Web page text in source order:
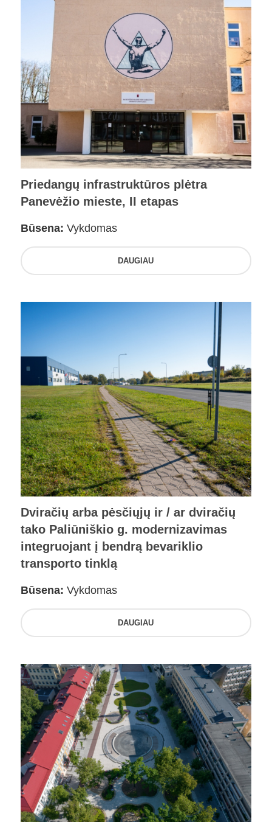
Priedangų infrastruktūros plėtra
Panevėžio mieste, II etapas
Būsena: Vykdomas
DAUGIAU
Dviračių arba pėsčiųjų ir / ar dviračių
tako Paliūniškio g. modernizavimas
integruojant į bendrą bevariklio
transporto tinklą
Būsena: Vykdomas
DAUGIAU